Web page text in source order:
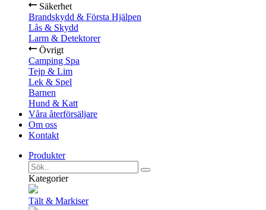
Säkerhet
Brandskydd & Första Hjälpen
Lås & Skydd
Larm & Detektorer
Övrigt
Camping Spa
Tejp & Lim
Lek & Spel
Barnen
Hund & Katt
Våra återförsäljare
Om oss
Kontakt
Produkter
Kategorier
Tält & Markiser